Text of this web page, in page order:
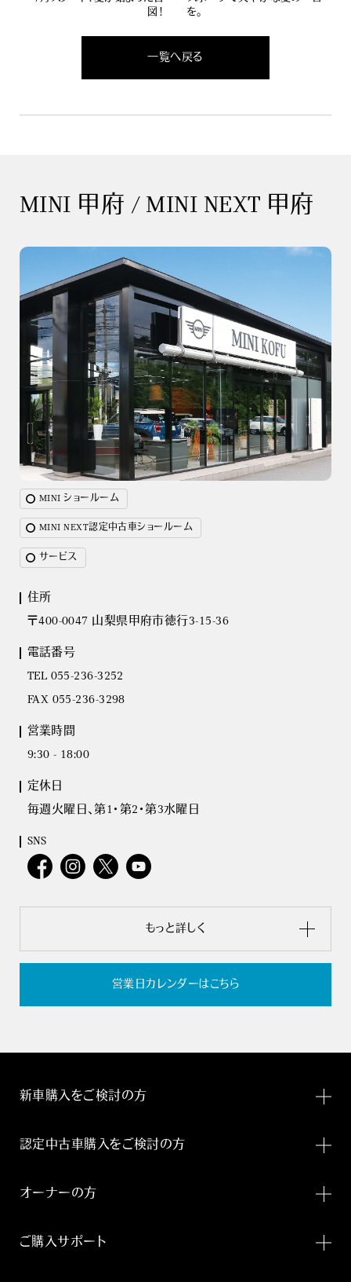
図！
を。
一覧へ戻る
MINI 甲府 / MINI NEXT 甲府
MINI ショールーム
MINI NEXT認定中古車ショールーム
サービス
住所
〒400-0047 山梨県甲府市徳行3-15-36
電話番号
TEL 055-236-3252
FAX 055-236-3298
営業時間
9:30 - 18:00
定休日
毎週火曜日、第1・第2・第3水曜日
SNS
もっと詳しく
営業日カレンダーはこちら
新車購入をご検討の方
認定中古車購入をご検討の方
オーナーの方
ご購入サポート